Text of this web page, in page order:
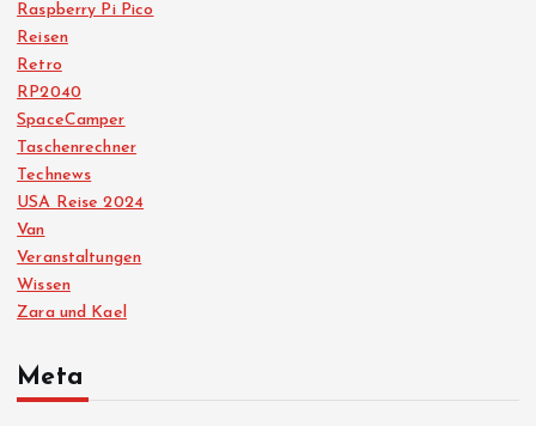
Raspberry Pi Pico
Reisen
Retro
RP2040
SpaceCamper
Taschenrechner
Technews
USA Reise 2024
Van
Veranstaltungen
Wissen
Zara und Kael
Meta